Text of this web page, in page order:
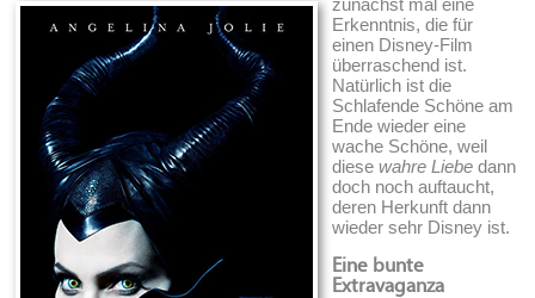
zunächst mal eine
Erkenntnis, die für
einen Disney-Film
überraschend ist.
Natürlich ist die
Schlafende Schöne am
Ende wieder eine
wache Schöne, weil
diesewahre Liebe dann
doch noch auftaucht,
deren Herkunft dann
wieder sehr Disney ist.
Eine bunte
Extravaganza